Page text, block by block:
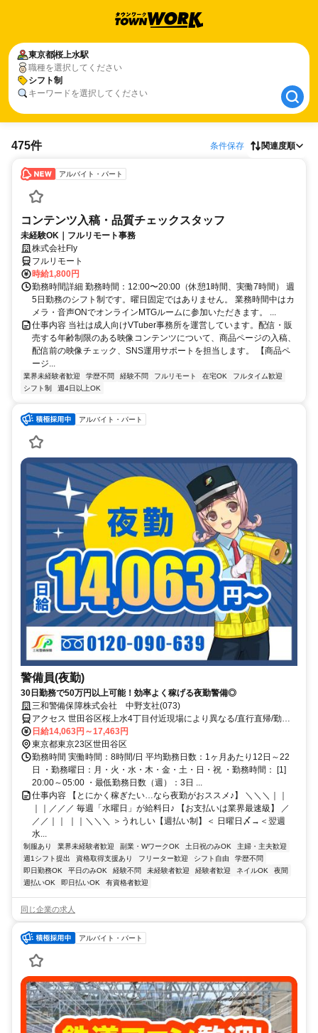
東京都桜上水駅
職種を選択してください
シフト制
キーワードを選択してください
東京都桜上水駅
シフト制
475件 条件保存 関連度順
アルバイト・パート
コンテンツ入稿・品質チェックスタッフ
未経験OK｜フルリモート事務
株式会社Fly
フルリモート
時給1,800円
勤務時間詳細 勤務時間：12:00〜20:00（休憩1時間、実働7時間） 週
5日勤務のシフト制です。曜日固定ではありません。 業務時間中はカ
メラ・音声ONでオンラインMTGルームに参加いただきます。 ...
仕事内容 当社は成人向けVTuber事務所を運営しています。配信・販
売する年齢制限のある映像コンテンツについて、商品ページの入稿、
配信前の映像チェック、SNS運用サポートを担当します。 【商品ペ
ージ...
業界未経験者歓迎 学歴不問 経験不問 フルリモート 在宅OK
フルタイム歓迎
シフト制
週4日以上OK
アルバイト・パート
警備員(夜勤)
30日勤務で50万円以上可能！効率よく稼げる夜勤警備◎
三和警備保障株式会社 中野支社(073)
アクセス 世田谷区桜上水4丁目付近現場により異なる/直行直帰/勤務
地相談可■電話面接■来社不要
日給14,063円～17,463円
東京都東京23区世田谷区
勤務時間 実働時間：8時間/日 平均勤務日数：1ヶ月あたり12日～22
日 ・勤務曜日：月・火・水・木・金・土・日・祝 ・勤務時間： [1]
20:00～05:00 ・最低勤務日数（週）：3日 ...
仕事内容 【とにかく稼ぎたい…なら夜勤がおススメ♪】 ＼＼＼｜｜
｜｜／／／ 毎週「水曜日」が給料日♪ 【お支払いは業界最速級】 ／
／／｜｜ ｜｜＼＼＼ ＞うれしい【週払い制】＜ 日曜日〆→＜翌週
水...
制服あり 業界未経験者歓迎 副業・WワークOK 土日祝のみOK
主婦・主夫歓迎
週1シフト提出
資格取得支援あり フリーター歓迎 シフト自由
学歴不問
即日勤務OK
平日のみOK 経験不問 未経験者歓迎 経験者歓迎 ネイルOK
夜間
週払いOK
即日払いOK 有資格者歓迎
同じ企業の求人
アルバイト・パート